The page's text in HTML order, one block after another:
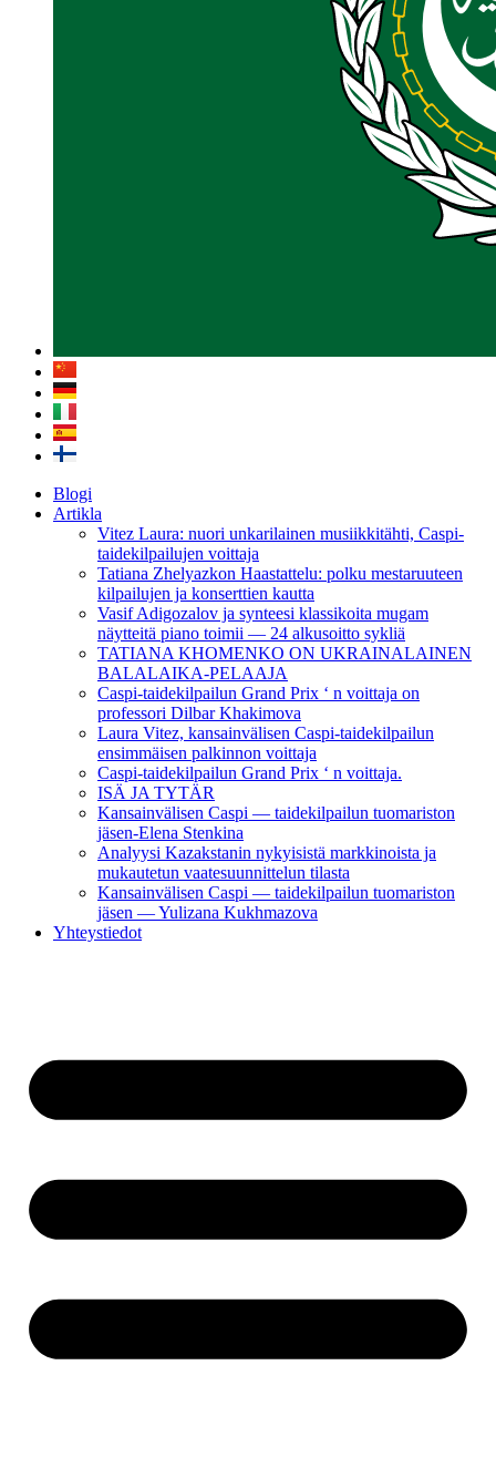
Blogi
Artikla
Vitez Laura: nuori unkarilainen musiikkitähti, Caspi-
taidekilpailujen voittaja
Tatiana Zhelyazkon Haastattelu: polku mestaruuteen
kilpailujen ja konserttien kautta
Vasif Adigozalov ja synteesi klassikoita mugam
näytteitä piano toimii — 24 alkusoitto sykliä
TATIANA KHOMENKO ON UKRAINALAINEN
BALALAIKA-PELAAJA
Caspi-taidekilpailun Grand Prix ‘ n voittaja on
professori Dilbar Khakimova
Laura Vitez, kansainvälisen Caspi-taidekilpailun
ensimmäisen palkinnon voittaja
Caspi-taidekilpailun Grand Prix ‘ n voittaja.
ISÄ JA TYTÄR
Kansainvälisen Caspi — taidekilpailun tuomariston
jäsen-Elena Stenkina
Analyysi Kazakstanin nykyisistä markkinoista ja
mukautetun vaatesuunnittelun tilasta
Kansainvälisen Caspi — taidekilpailun tuomariston
jäsen — Yulizana Kukhmazova
Yhteystiedot